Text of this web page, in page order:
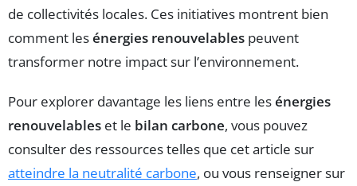
de collectivités locales. Ces initiatives montrent bien
comment lesénergies renouvelables peuvent
transformer notre impact sur l’environnement.
Pour explorer davantage les liens entre lesénergies
renouvelables et le bilan carbone, vous pouvez
consulter des ressources telles que cet article sur
atteindre la neutralité carbone, ou vous renseigner sur